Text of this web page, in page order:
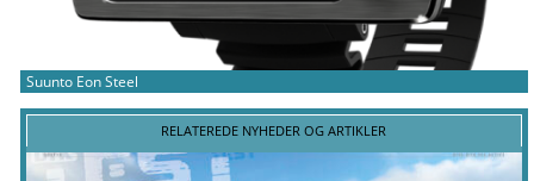
Suunto Eon Steel
RELATEREDE NYHEDER OG ARTIKLER